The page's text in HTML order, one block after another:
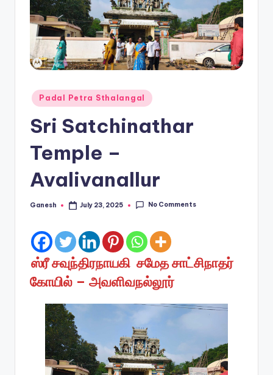
Posted
in
Padal Petra Sthalangal
Sri Satchinathar
Temple –
Avalivanallur
Posted
Ganesh July 23, 2025 No Comments
ஸ்ரீ சவுந்திரநாயகி சமேத சாட்சிநாதர்
கோயில் – அவளிவநல்லூர்